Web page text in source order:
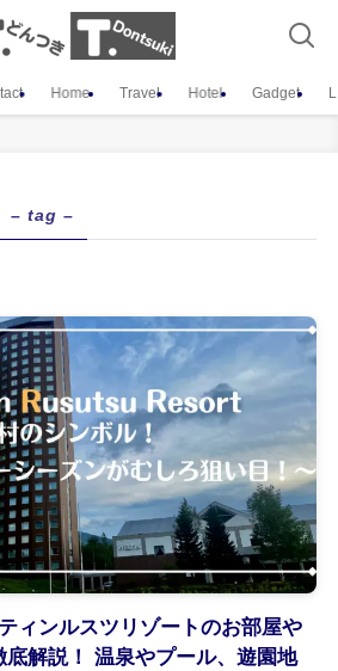
Home Travel Hotel Gadget
– tag –
ィンルスツリゾートのお部屋や
解説！ 温泉やプール、遊園地